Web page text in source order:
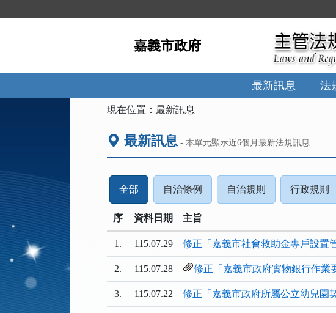
到
嘉義市政府
最新訊息 法
現在位置：最新訊息
最新訊息 - 本單元顯示近6個月最新法規訊息
全部
按
下
ENTER
查
單)
自治條例
按
ENTER
查
看
單)
自治規則
按
ENTER
查
看
清
單)
行政規則
序 資料日期 主旨
1. 115.07.29 修正「嘉義市社會救助金專戶設置
2. 115.07.28 修正「嘉義市政府實物銀行作業
3. 115.07.22 修正「嘉義市政府所屬公立幼兒園